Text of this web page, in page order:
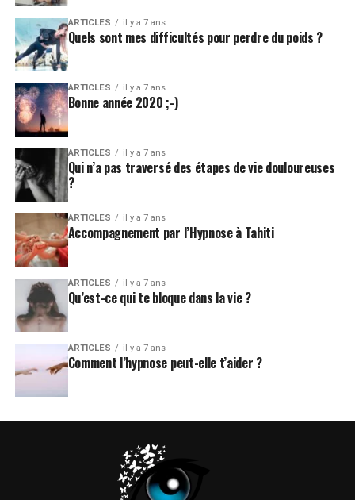
ARTICLES il y a 7 ans
Quels sont mes difficultés pour perdre du poids ?
ARTICLES il y a 7 ans
Bonne année 2020 ;-)
ARTICLES il y a 7 ans
Qui n’a pas traversé des étapes de vie douloureuses
?
ARTICLES il y a 7 ans
Accompagnement par l’Hypnose à Tahiti
ARTICLES il y a 7 ans
Qu’est-ce qui te bloque dans la vie ?
ARTICLES il y a 7 ans
Comment l’hypnose peut-elle t’aider ?